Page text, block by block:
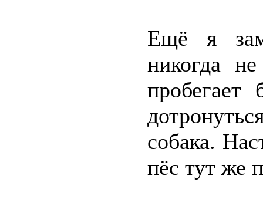
Ещё я
никогда
собака.
пёс тут же